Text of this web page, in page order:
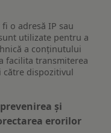
o adresă IP sau
utilizate pentru a
a conținutului
facilita transmiterea
către dispozitivul
și
erorilor